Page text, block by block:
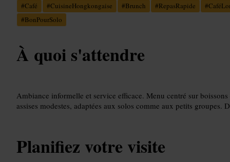
#Café #CuisineHongkongaise #Brunch #RepasRapide #
#BonPourSolo
À quoi s'attendre
Ambiance informelle et service efficace. Menu centré sur boissons
assises modestes, adaptées aux solos comme aux petits groupes.
Planifiez votre visite